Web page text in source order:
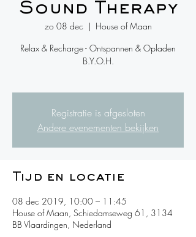
Sound Therapy
zo 08 dec
  |
House of Maan
Relax & Recharge - Ontspannen & Opladen
B.Y.O.H.
Registratie is afgesloten
Andere evenementen bekijken
Tijd en locatie
08 dec 2019, 10:00 – 11:45
House of Maan, Schiedamseweg 61, 3134
BB Vlaardingen, Nederland